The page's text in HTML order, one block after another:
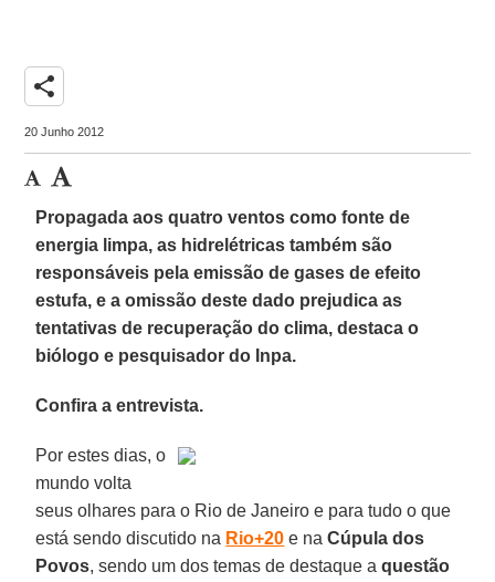
share
20 Junho 2012
Propagada aos quatro ventos como fonte de
energia limpa, as hidrelétricas também são
responsáveis pela emissão de gases de efeito
estufa, e a omissão deste dado prejudica as
tentativas de recuperação do clima, destaca o
biólogo e pesquisador do Inpa.
Confira a entrevista.
Por estes dias, o
mundo volta
seus olhares para o Rio de Janeiro e para tudo o que
está sendo discutido na Rio+20 e naCúpula dos
Povos, sendo um dos temas de destaque aquestão